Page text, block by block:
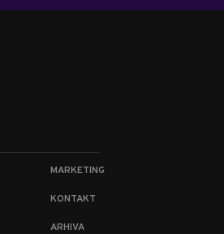
MARKETING
KONTAKT
ARHIVA